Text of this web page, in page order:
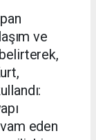
ve
belirterek,
eden